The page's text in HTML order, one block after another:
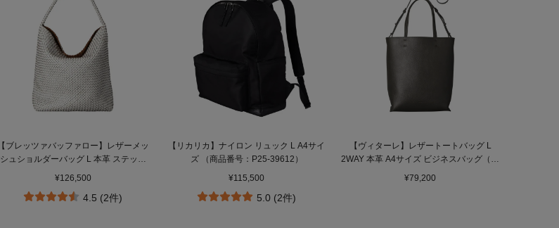
【ブレッツァバッファロー】レザーメッ
シュショルダーバッグ L 本革 ステッチ
（商品番号：P25-30620）
¥126,500
4.5 (2件)
【リカリカ】ナイロン リュック L A4サイ
ズ （商品番号：P25-39612）
¥115,500
5.0 (2件)
【ヴィターレ】レザートートバッグ L
2WAY 本革 A4サイズ ビジネスバッグ（商
品番号：P25－26642）
¥79,200